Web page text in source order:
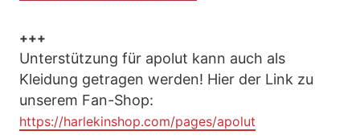
+++
Unterstützung für apolut kann auch als
Kleidung getragen werden! Hier der Link zu
unserem Fan-Shop:
https://harlekinshop.com/pages/apolut